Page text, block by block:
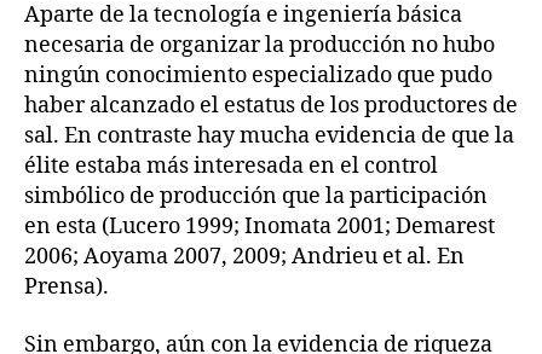
Aparte de la tecnología e ingeniería básica
necesaria de organizar la producción no hubo
ningún conocimiento especializado que pudo
haber alcanzado el estatus de los productores de
sal. En contraste hay mucha evidencia de que la
élite estaba más interesada en el control
simbólico de producción que la participación
en esta (Lucero 1999; Inomata 2001; Demarest
2006; Aoyama 2007, 2009; Andrieu et al. En
Prensa).
Sin embargo, aún con la evidencia de riqueza